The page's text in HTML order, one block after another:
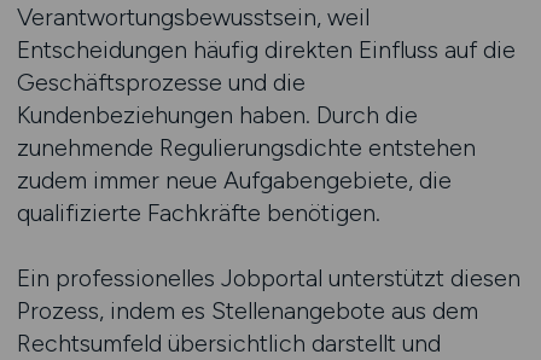
Verantwortungsbewusstsein, weil
Entscheidungen häufig direkten Einfluss auf die
Geschäftsprozesse und die
Kundenbeziehungen haben. Durch die
zunehmende Regulierungsdichte entstehen
zudem immer neue Aufgabengebiete, die
qualifizierte Fachkräfte benötigen.
Ein professionelles Jobportal unterstützt diesen
Prozess, indem es Stellenangebote aus dem
Rechtsumfeld übersichtlich darstellt und